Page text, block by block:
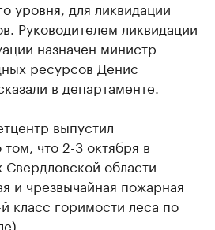
уровня, для ликвидации
Руководителем ликвидации
назначен министр
ресурсов Денис
в департаменте.
выпустил
что 2-3 октября в
Свердловской области
и чрезвычайная пожарная
класс горимости леса по